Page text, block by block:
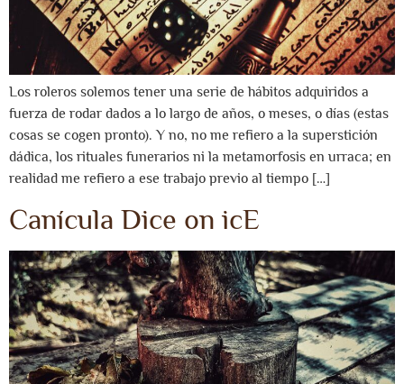
Los roleros solemos tener una serie de hábitos adquiridos a
fuerza de rodar dados a lo largo de años, o meses, o días (estas
cosas se cogen pronto). Y no, no me refiero a la superstición
dádica, los rituales funerarios ni la metamorfosis en urraca; en
realidad me refiero a ese trabajo previo al tiempo […]
Canícula Dice on icE